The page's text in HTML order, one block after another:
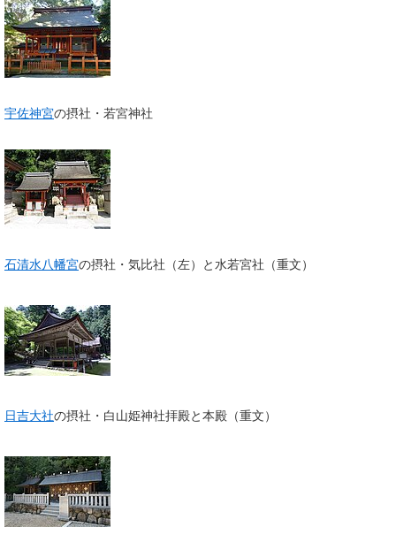
宇佐神宮の摂社・若宮神社
石清水八幡宮の摂社・気比社（左）と水若宮社（重文）
日吉大社の摂社・白山姫神社拝殿と本殿（重文）